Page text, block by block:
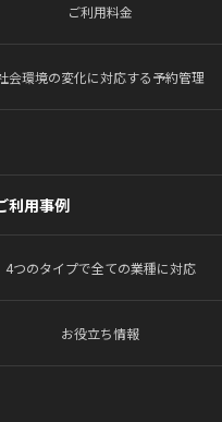
ご利用料金
会環境の変化に対応する予約管理
利用事例
4つのタイプで全ての業種に対応
お役立ち情報